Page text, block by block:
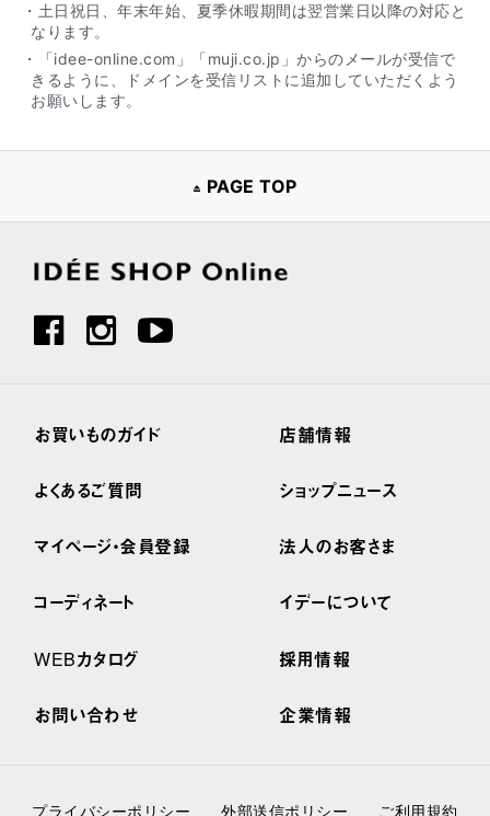
・土日祝日、年末年始、夏季休暇期間は翌営業日以降の対応と
なります。
・「idee-online.com」「muji.co.jp」からのメールが受信で
きるように、ドメインを受信リストに追加していただくよう
お願いします。
PAGE TOP
お買いものガイド
よくあるご質問
マイページ・会員登録
コーディネート
WEBカタログ
お問い合わせ
店舗情報
ショップニュース
法人のお客さま
イデーについて
採用情報
企業情報
プライバシーポリシー 外部送信ポリシー ご利用規約